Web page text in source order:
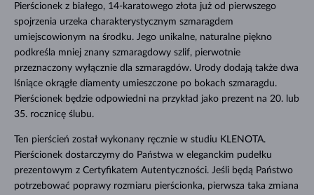
Pierścionek z białego, 14-karatowego złota już od pierwszego
spojrzenia urzeka charakterystycznym szmaragdem
umiejscowionym na środku. Jego unikalne, naturalne piękno
podkreśla mniej znany szmaragdowy szlif, pierwotnie
przeznaczony wyłącznie dla szmaragdów. Urody dodają także dwa
lśniące okrągłe diamenty umieszczone po bokach szmaragdu.
Pierścionek będzie odpowiedni na przykład jako prezent na 20. lub
35. rocznicę ślubu.
Ten pierścień został wykonany ręcznie w studiu KLENOTA.
Pierścionek dostarczymy do Państwa w eleganckim pudełku
prezentowym z Certyfikatem Autentyczności. Jeśli będą Państwo
potrzebować poprawy rozmiaru pierścionka, pierwsza taka zmiana